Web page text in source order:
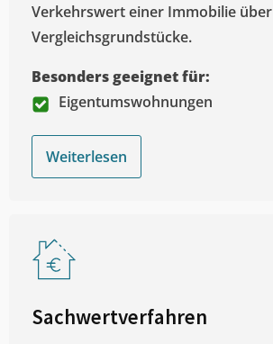
Verkehrswert einer Immobilie über
Vergleichsgrundstücke.
Besonders geeignet für:
Eigentumswohnungen
Weiterlesen
Sachwertverfahren